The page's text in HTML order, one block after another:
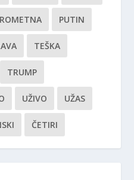
PUTIN
TEŠKA
TRUMP
UŽIVO UŽAS
ČETIRI